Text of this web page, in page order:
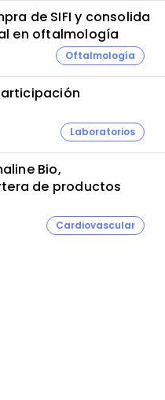
de SIFI y consolida
en oftalmología
Oftalmología
Laboratorios
Bio,
de productos
Cardiovascular